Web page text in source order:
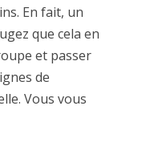
En fait, un
que cela en
et passer
de
Vous vous